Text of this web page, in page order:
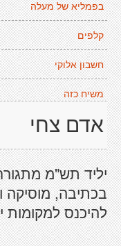
בפמליא של מעלה
קלפים
חשבון אלוקי
משיח כזה
אדם צחי
יליד תש"מ
בכתיבה,
להיכנס למקומות